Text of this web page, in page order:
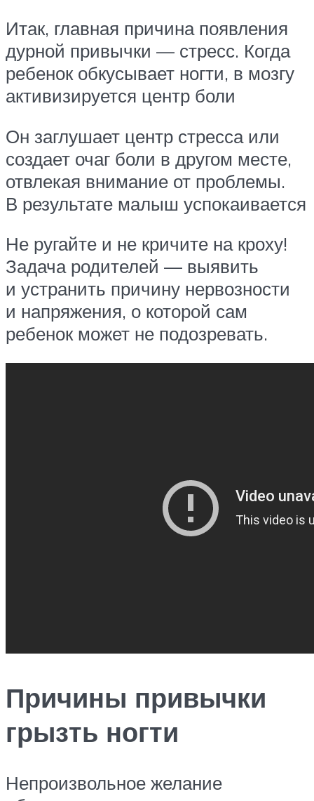
Итак, главная причина появления
дурной привычки — стресс. Когда
ребенок обкусывает ногти, в мозгу
активизируется центр боли
Он заглушает центр стресса или
создает очаг боли в другом месте,
отвлекая внимание от проблемы.
В результате малыш успокаивается
Не ругайте и не кричите на кроху!
Задача родителей — выявить
и устранить причину нервозности
и напряжения, о которой сам
ребенок может не подозревать.
Причины привычки
грызть ногти
Непроизвольное желание